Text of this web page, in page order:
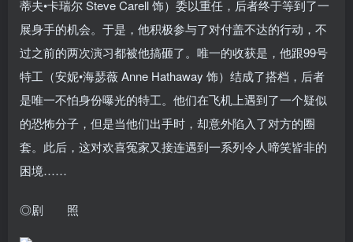
蒂夫•卡瑞尔 Steve Carell 饰）委以重任，后者终于等到了一
展身手的机会。于是，他积极参与了对付盖不达的行动，不
过之前的两次演习都被他搞砸了。唯一的收获是，他跟99号
特工（安妮•海瑟薇 Anne Hathaway 饰）结成了搭档，后者
是唯一不怕身份曝光的特工。他们在飞机上遇到了一个疑似
的恐怖分子，但是当他们出手时，却意外陷入了对方的圈
套。此后，这对欢喜冤家又接连遇到一系列令人啼笑皆非的
困境……
◎剧 照